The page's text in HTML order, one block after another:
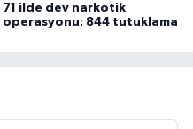
71 ilde dev narkotik
operasyonu: 844 tutuklama